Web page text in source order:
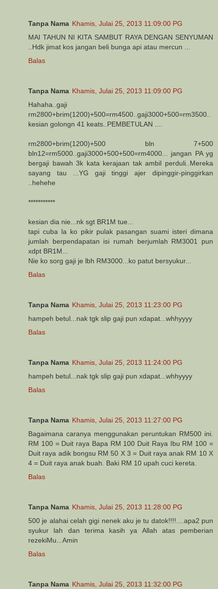
Tanpa Nama Khamis, Julai 25, 2013 11:09:00 PG
MAI TAHUN NI KITA SAMBUT RAYA DENGAN SENYUMAN
..Hdk jimat kos jangan beli bunga api atau mercun ...
Balas
Tanpa Nama Khamis, Julai 25, 2013 11:09:00 PG
Hahaha..gaji
rm2800+brim(1200)+500=rm4500..gaji3000+500=rm3500..
kesian golongn 41 keats..PEMBETULAN ....
rm2800+brim(1200)+500 bln 7+500
bln12=rm5000..gaji3000+500+500=rm4000... jangan PA yg
bergaji bawah 3k kata kerajaan tak ambil perduli..Mereka
sayang tau ...YG gaji tinggi ajer dipinggir-pinggirkan
..hehehe
***********
kesian dia nie...nk sgt BR1M tue...
tapi cuba la ko pikir pulak pasangan suami isteri dimana
jumlah berpendapatan isi rumah berjumlah RM3001 pun
xdpt BR1M...
Nie ko sorg gaji je lbh RM3000...ko patut bersyukur...
Balas
Tanpa Nama Khamis, Julai 25, 2013 11:23:00 PG
hampeh betul...nak tgk slip gaji pun xdapat...whhyyyy
Balas
Tanpa Nama Khamis, Julai 25, 2013 11:24:00 PG
hampeh betul...nak tgk slip gaji pun xdapat...whhyyyy
Balas
Tanpa Nama Khamis, Julai 25, 2013 11:27:00 PG
Bagaimana caranya menggunakan peruntukan RM500 ini.
RM 100 = Duit raya Bapa RM 100 Duit Raya Ibu RM 100 =
Duit raya adik bongsu RM 50 X 3 = Duit raya anak RM 10 X
4 = Duit raya anak buah. Baki RM 10 upah cuci kereta.
Balas
Tanpa Nama Khamis, Julai 25, 2013 11:28:00 PG
500 je alahai celah gigi nenek aku je tu datok!!!!....apa2 pun
syukur lah dan terima kasih ya Allah atas pemberian
rezekiMu...Amin
Balas
Tanpa Nama Khamis, Julai 25, 2013 11:32:00 PG